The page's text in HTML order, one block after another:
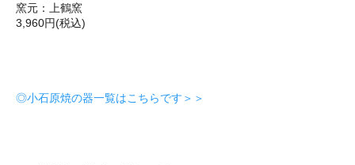
窯元：上鶴窯
3,960円(税込)
◎小石原焼の器一覧はこちらです＞＞